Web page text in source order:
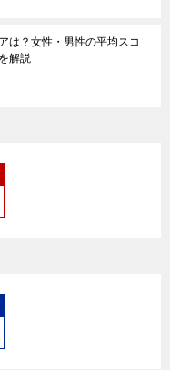
は？女性・男性の平均スコ
解説